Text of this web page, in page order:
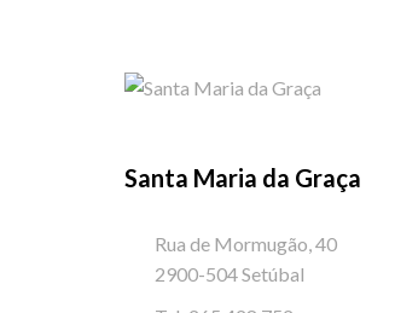
Santa Maria da Graça
Rua de Mormugão, 40
2900-504 Setúbal